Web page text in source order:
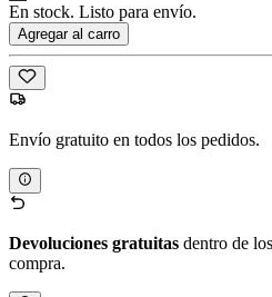
En stock. Listo para envío.
Agregar al carro
Envío gratuito en todos los pedidos.
Devoluciones gratuitas dentro de
compra.